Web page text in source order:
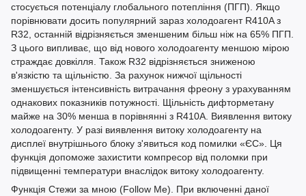
стосується потенціалу глобального потепління (ПГП). Якщо
порівнювати досить популярний зараз холодоагент R410A з
R32, останній відрізняється зменшеним більш ніж на 65% ПГП.
З цього випливає, що від нового холодоагенту меншою мірою
страждає довкілля. Також R32 відрізняється зниженою
в'язкістю та щільністю. За рахунок нижчої щільності
зменшується інтенсивність витрачання фреону з урахуванням
однакових показників потужності. Щільність дифторметану
майже на 30% менша в порівнянні з R410A. Виявлення витоку
холодоагенту. У разі виявлення витоку холодоагенту на
дисплеї внутрішнього блоку з'явиться код помилки «ЄС». Ця
функція допоможе захистити компресор від поломки при
підвищенні температури внаслідок витоку холодоагенту.
Функція Стежи за мною (Follow Me). При включенні даної